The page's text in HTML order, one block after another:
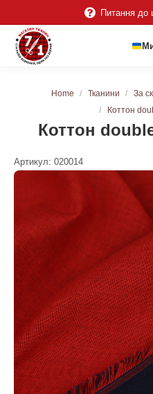
Питання до
Коттон
You are here:
Home Тканини За
Коттон
Артикул: 020014